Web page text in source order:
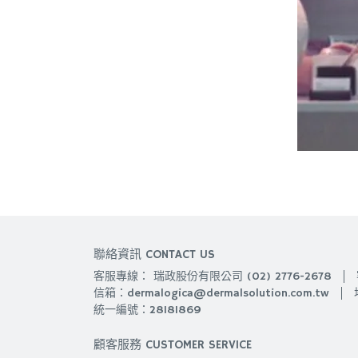
聯絡資訊 CONTACT US
客服專線： 瑞政股份有限公司 (02) 2776-2678
信箱：dermalogica@dermalsolution.com.tw
統一編號：28181869
顧客服務 CUSTOMER SERVICE